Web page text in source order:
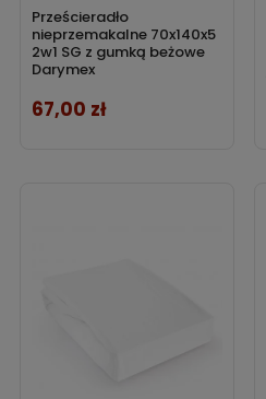
Prześcieradło
nieprzemakalne 70x140x5
2w1 SG z gumką beżowe
Darymex
Cena
67,00 zł